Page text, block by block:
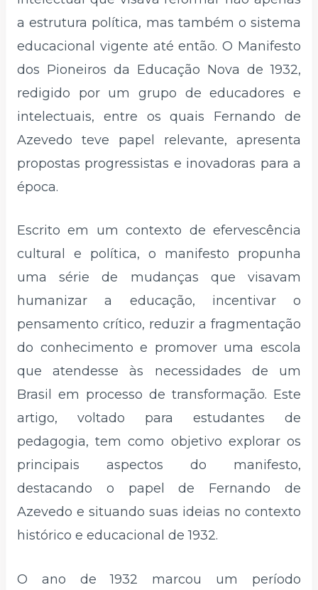
a estrutura política, mas também o sistema
educacional vigente até então. O Manifesto
dos Pioneiros da Educação Nova de 1932,
redigido por um grupo de educadores e
intelectuais, entre os quais Fernando de
Azevedo teve papel relevante, apresenta
propostas progressistas e inovadoras para a
época.
Escrito em um contexto de efervescência
cultural e política, o manifesto propunha
uma série de mudanças que visavam
humanizar a educação, incentivar o
pensamento crítico, reduzir a fragmentação
do conhecimento e promover uma escola
que atendesse às necessidades de um
Brasil em processo de transformação. Este
artigo, voltado para estudantes de
pedagogia, tem como objetivo explorar os
principais aspectos do manifesto,
destacando o papel de Fernando de
Azevedo e situando suas ideias no contexto
histórico e educacional de 1932.
O ano de 1932 marcou um período